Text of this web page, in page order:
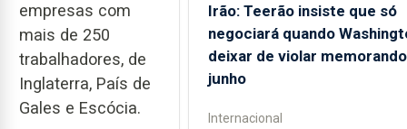
empresas com
mais de 250
trabalhadores, de
Inglaterra, País de
Gales e Escócia.
Irão: Teerão insiste que só
negociará quando
deixar de violar
junho
Internacional